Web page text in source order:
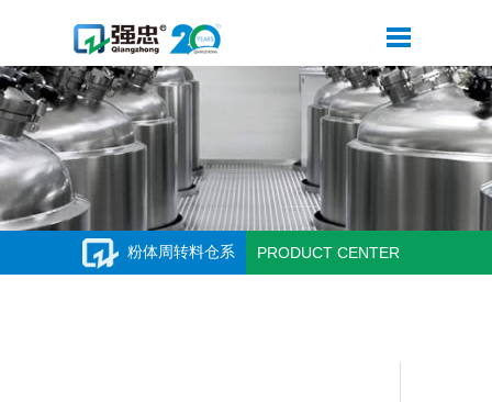
粉体周转料仓系 PRODUCT CENTER